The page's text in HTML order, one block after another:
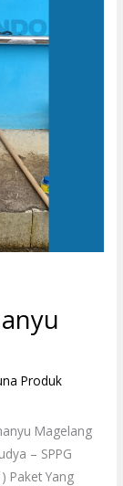
Produk
Magelang
– SPPG
Paket Yang